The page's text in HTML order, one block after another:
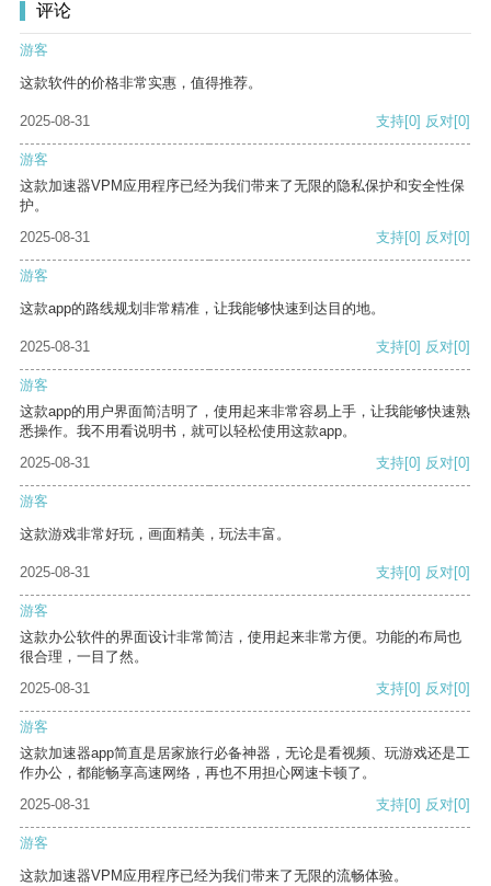
评论
游客
这款软件的价格非常实惠，值得推荐。
2025-08-31 支持[0] 反对[0]
游客
这款加速器VPM应用程序已经为我们带来了无限的隐私保护和安全性保
护。
2025-08-31
支持[0] 反对[0]
游客
这款app的路线规划非常精准，让我能够快速到达目的地。
2025-08-31 支持[0] 反对[0]
游客
这款app的用户界面简洁明了，使用起来非常容易上手，让我能够快速熟
悉操作。我不用看说明书，就可以轻松使用这款app。
2025-08-31
支持[0] 反对[0]
游客
这款游戏非常好玩，画面精美，玩法丰富。
2025-08-31 支持[0] 反对[0]
游客
这款办公软件的界面设计非常简洁，使用起来非常方便。功能的布局也
很合理，一目了然。
2025-08-31
支持[0] 反对[0]
游客
这款加速器app简直是居家旅行必备神器，无论是看视频、玩游戏还是工
作办公，都能畅享高速网络，再也不用担心网速卡顿了。
2025-08-31
支持[0] 反对[0]
游客
这款加速器VPM应用程序已经为我们带来了无限的流畅体验。